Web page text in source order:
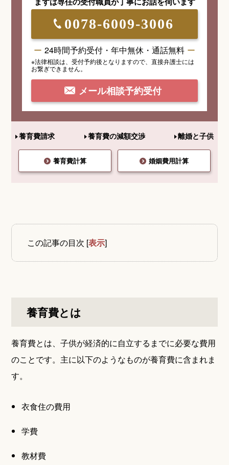
0078-6009-3006
24時間予約受付・年中無休・通話無料
※法律相談は、受付予約後となりますので、 直接弁護士には
お繋ぎできません。
メール相談予約受付
養育費請求 養育費の減額交渉 離婚と子供
養育費計算 婚姻費用計算
この記事の目次 [表示]
養育費とは
養育費とは、子供が経済的に自立するまでに必要な費用
のことです。主に以下のようなものが養育費に含まれま
す。
衣食住の費用
学費
教材費